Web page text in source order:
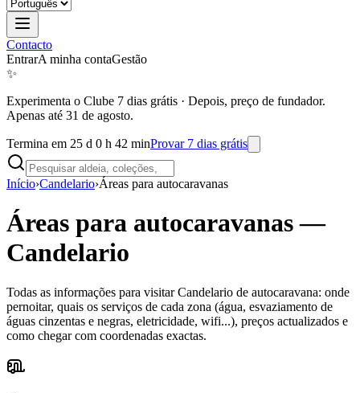
Contacto
EntrarA minha contaGestão
✨
Experimenta o Clube 7 dias grátis · Depois, preço de fundador.
Apenas até 31 de agosto.
Termina em 25 d 0 h 42 minProvar 7 dias grátis
Início›Candelario›Áreas para autocaravanas
Áreas para autocaravanas—
Candelario
Todas as informações para visitar Candelario de autocaravana: onde
pernoitar, quais os serviços de cada zona (água, esvaziamento de
águas cinzentas e negras, eletricidade, wifi...), preços actualizados e
como chegar com coordenadas exactas.